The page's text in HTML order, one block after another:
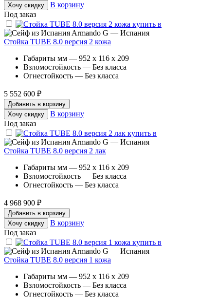
Хочу скидку
В корзину
Под заказ
Armando G — Испания
Стойка TUBE 8.0 версия 2 кожа
Габариты мм — 952 x 116 x 209
Взломостойкость — Без класса
Огнестойкость — Без класса
5 552 600 ₽
Добавить в корзину
Хочу скидку
В корзину
Под заказ
Armando G — Испания
Стойка TUBE 8.0 версия 2 лак
Габариты мм — 952 x 116 x 209
Взломостойкость — Без класса
Огнестойкость — Без класса
4 968 900 ₽
Добавить в корзину
Хочу скидку
В корзину
Под заказ
Armando G — Испания
Стойка TUBE 8.0 версия 1 кожа
Габариты мм — 952 x 116 x 209
Взломостойкость — Без класса
Огнестойкость — Без класса